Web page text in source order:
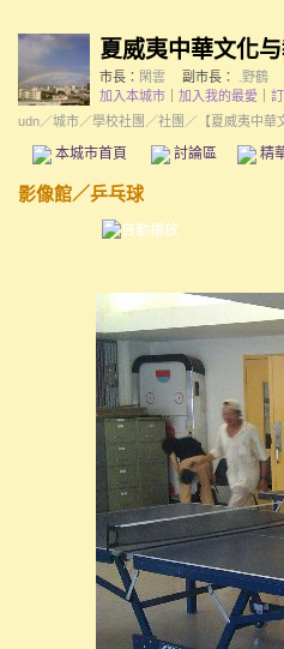
夏威夷中華文化
市長： 閑雲 副市長：
.野鶴
加入本城市
加入我的最愛
udn／城市／學校社團 ／社團 ／ 【夏威夷中
本城市首頁 討論區 精
影像館／乒乓球